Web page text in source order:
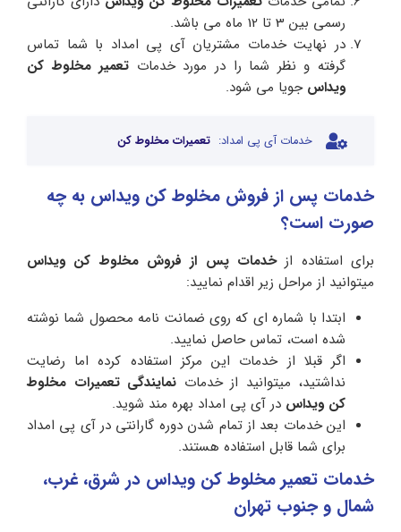
رسمی بین 3 تا 12 ماه می باشد.
در نهایت خدمات مشتریان آی پی امداد با شما تماس
گرفته و نظر شما را در مورد خدمات تعمیر مخلوط کن
ویداس جویا می شود.
خدمات آی پی امداد: تعمیرات مخلوط کن
خدمات پس از فروش مخلوط کن ویداس به چه
صورت است؟
برای استفاده ازخدمات پس از فروش مخلوط کن ویداس
میتوانید از مراحل زیر اقدام نمایید:
ابتدا با شماره ای که روی ضمانت نامه محصول شما نوشته
شده است، تماس حاصل نمایید.
اگر قبلا از خدمات این مرکز استفاده کرده اما رضایت
نداشتید، میتوانید از خدمات نمایندگی تعمیرات مخلوط
کن ویداس در آی پی امداد بهره مند شوید.
این خدمات بعد از تمام شدن دوره گارانتی در آی پی امداد
برای شما قابل استفاده هستند.
خدمات تعمیر مخلوط کن ویداس در شرق، غرب،
شمال و جنوب تهران